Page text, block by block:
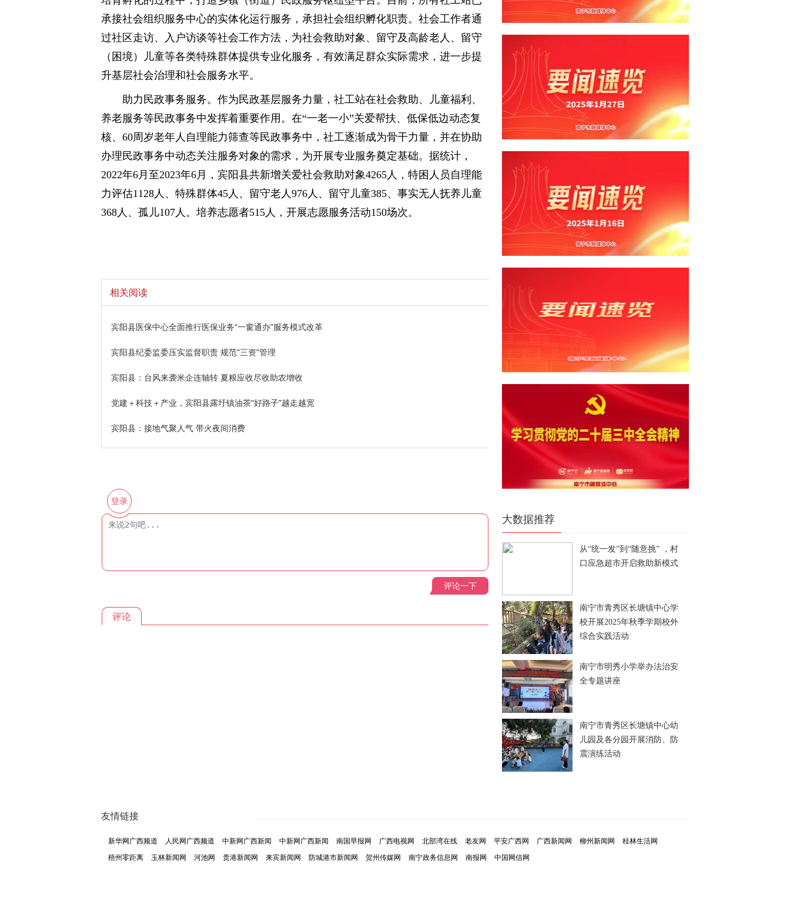
承接社会组织服务中心的实体化运行服务，承担社会组织孵化职责。社会工作者通
过社区走访、入户访谈等社会工作方法，为社会救助对象、留守及高龄老人、留守
（困境）儿童等各类特殊群体提供专业化服务，有效满足群众实际需求，进一步提
升基层社会治理和社会服务水平。
助力民政事务服务。作为民政基层服务力量，社工站在社会救助、儿童福利、
养老服务等民政事务中发挥着重要作用。在“一老一小”关爱帮扶、低保低边动态复
核、60周岁老年人自理能力筛查等民政事务中，社工逐渐成为骨干力量，并在协助
办理民政事务中动态关注服务对象的需求，为开展专业服务奠定基础。据统计，
2022年6月至2023年6月，宾阳县共新增关爱社会救助对象4265人，特困人员自理能
力评估1128人、特殊群体45人、留守老人976人、留守儿童385、事实无人抚养儿童
368人、孤儿107人。培养志愿者515人，开展志愿服务活动150场次。
相关阅读
宾阳县医保中心全面推行医保业务“一窗通办”服务模式改革
宾阳县纪委监委压实监督职责 规范“三资”管理
宾阳县：台风来袭米企连轴转 夏粮应收尽收助农增收
党建＋科技＋产业，宾阳县露圩镇油茶“好路子”越走越宽
宾阳县：接地气聚人气 带火夜间消费
登录
评论一下
评论
大数据推荐
从“统一发”到“随意挑” ，村
口应急超市开启救助新模式
南宁市青秀区长塘镇中心学
校开展2025年秋季学期校外
综合实践活动
南宁市明秀小学举办法治安
全专题讲座
南宁市青秀区长塘镇中心幼
儿园及各分园开展消防、防
震演练活动
友情链接
新华网广西频道 人民网广西频道 中新网广西新闻 中新网广西新闻 南国早报网 广西电视网 北部湾在线 老友网 平安广西网 广西新闻网 柳州新闻网
桂林生活网
梧州零距离
玉林新闻网 河池网 贵港新闻网 来宾新闻网 防城港市新闻网 贺州传媒网 南宁政务信息网 南报网 中国网信网